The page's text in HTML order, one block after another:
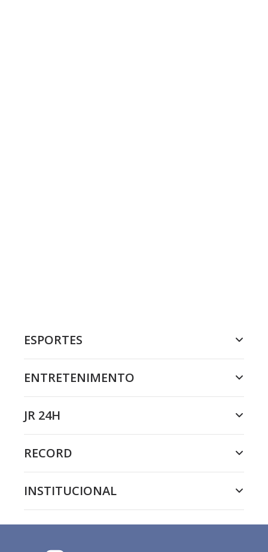
ESPORTES
ENTRETENIMENTO
JR 24H
RECORD
INSTITUCIONAL